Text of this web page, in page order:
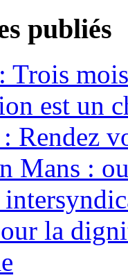
publiés
Trois
est un
Rendez
Mans :
la